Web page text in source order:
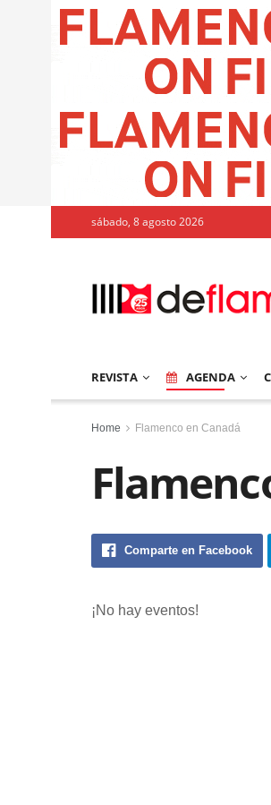
sábado, 8 agosto 2026
REVISTA AGENDA
Home Flamenco en Canadá
Comparte en Facebook
¡No hay eventos!